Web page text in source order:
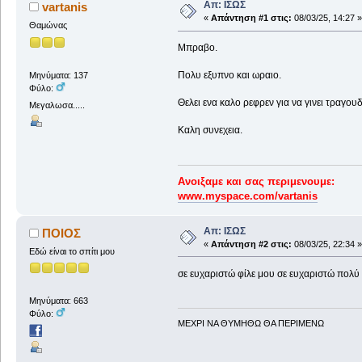
vartanis
Θαμώνας
Μηνύματα: 137
Φύλο:
Μεγαλωσα.....
Απ: ΙΣΩΣ
« Απάντηση #1 στις: 08/03/25, 14:27 »
Μπραβο.
Πολυ εξυπνο και ωραιο.
Θελει ενα καλο ρεφρεν για να γινει
Καλη συνεχεια.
Ανοιξαμε και σας περιμενουμε:
www.myspace.com/vartanis
ΠΟΙΟΣ
Εδώ είναι το σπίτι μου
Μηνύματα: 663
Φύλο:
Απ: ΙΣΩΣ
« Απάντηση #2 στις: 08/03/25, 22:34 »
σε ευχαριστώ φίλε μου σε ευχαριστώ πολύ
ΜΕΧΡΙ ΝΑ ΘΥΜHΘΩ ΘΑ ΠΕΡΙΜΕΝΩ